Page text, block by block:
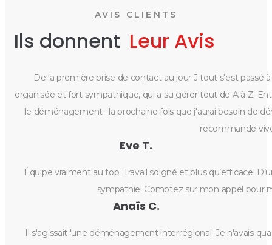
AVIS CLIENTS
Ils donnent Leur Avis
De la première prise de contact au jour J tout s'est
organisée et fort sympathique, qui a su gérer tout de A à Z.
le déménagement ; la prochaine fois que j'aurai besoin de
recommande
Eve T.
Équipe vraiment au top. Travail soigné et plus qu’efficace!
sympathie! Comptez sur mon appel pour
Anaïs C.
Il s'agissait 'une déménagement interrégional. Je n'avais